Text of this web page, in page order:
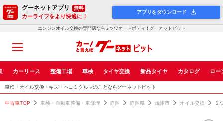
グーネットアプリ 無料
カーライフをより快適に！
アプリをダウンロード
エンジンオイル交換の専門店ならミツワオートボディ！グーネットピット
カーリース 整備工場 車検 タイヤ交換 新品タイヤ カタログ ロー
車検・オイル交換・キズ・ヘコミクルマのことならグーネットピット
中古車TOP 車検・自動車整備・車修理 静岡 静岡県 焼津市 オイル交換 ミ